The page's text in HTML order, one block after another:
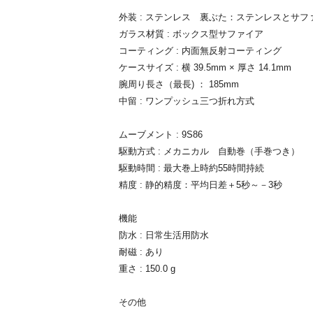
外装 : ステンレス 裏ぶた：ステンレスとサフ
ガラス材質 : ボックス型サファイア
コーティング : 内面無反射コーティング
ケースサイズ : 横 39.5mm × 厚さ 14.1mm
腕周り長さ（最長) ： 185mm
中留 : ワンプッシュ三つ折れ方式
ムーブメント : 9S86
駆動方式 : メカニカル 自動巻（手巻つき）
駆動時間 : 最大巻上時約55時間持続
精度 : 静的精度：平均日差＋5秒～－3秒
機能
防水 : 日常生活用防水
耐磁 : あり
重さ : 150.0 g
その他